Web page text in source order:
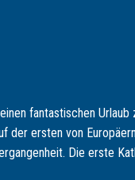
fantastischen Urlaub
der ersten von
Die erste